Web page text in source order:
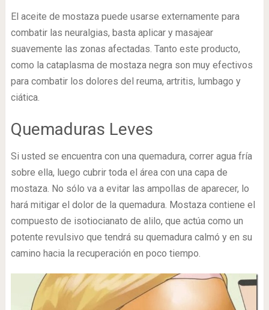
El aceite de mostaza puede usarse externamente para
combatir las neuralgias, basta aplicar y masajear
suavemente las zonas afectadas. Tanto este producto,
como la cataplasma de mostaza negra son muy efectivos
para combatir los dolores del reuma, artritis, lumbago y
ciática.
Quemaduras Leves
Si usted se encuentra con una quemadura, correr agua fría
sobre ella, luego cubrir toda el área con una capa de
mostaza. No sólo va a evitar las ampollas de aparecer, lo
hará mitigar el dolor de la quemadura. Mostaza contiene el
compuesto de isotiocianato de alilo, que actúa como un
potente revulsivo que tendrá su quemadura calmó y en su
camino hacia la recuperación en poco tiempo.